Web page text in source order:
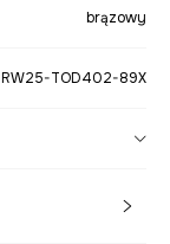
brązowy
RW25-TOD402-89X